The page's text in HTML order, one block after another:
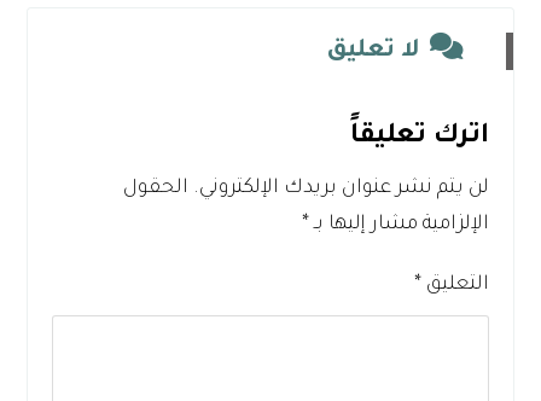
لا تعليق
اترك تعليقاً
لن يتم نشر عنوان بريدك الإلكتروني. الحقول
الإلزامية مشار إليها بـ*
التعليق*